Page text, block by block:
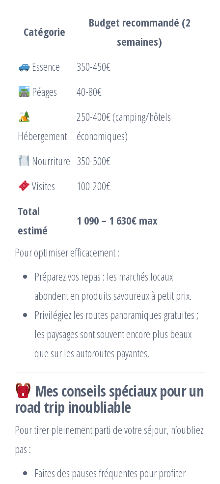
Catégorie
Budget recommandé (2
semaines)
Essence
350-450€
Péages
40-80€
Hébergement
250-400€ (camping/hôtels
économiques)
Nourriture 350-500€
Visites
100-200€
Total
estimé
1 090 – 1 630€ max
Pour optimiser efficacement :
Préparez vos repas : les marchés locaux
abondent en produits savoureux à petit prix.
Privilégiez les routes panoramiques gratuites ;
les paysages sont souvent encore plus beaux
que sur les autoroutes payantes.
Mes conseils spéciaux pour un
road trip inoubliable
Pour tirer pleinement parti de votre séjour, n’oubliez
pas :
Faites des pauses fréquentes pour profiter